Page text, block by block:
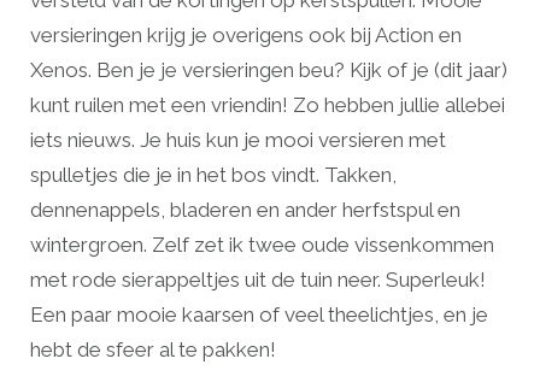
versieringen krijg je overigens ook bij Action en
Xenos. Ben je je versieringen beu? Kijk of je (dit jaar)
kunt ruilen met een vriendin! Zo hebben jullie allebei
iets nieuws. Je huis kun je mooi versieren met
spulletjes die je in het bos vindt. Takken,
dennenappels, bladeren en ander herfstspul en
wintergroen. Zelf zet ik twee oude vissenkommen
met rode sierappeltjes uit de tuin neer. Superleuk!
Een paar mooie kaarsen of veel theelichtjes, en je
hebt de sfeer al te pakken!